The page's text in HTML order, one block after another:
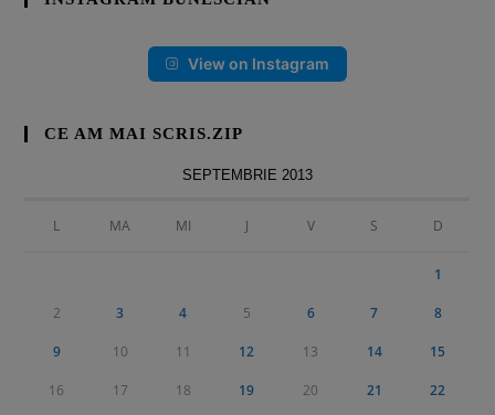
View on Instagram
CE AM MAI SCRIS.ZIP
SEPTEMBRIE 2013
L MA MI J V S D
1
2 3 4 5 6 7 8
9 10 11 12 13 14 15
16 17 18 19 20 21 22